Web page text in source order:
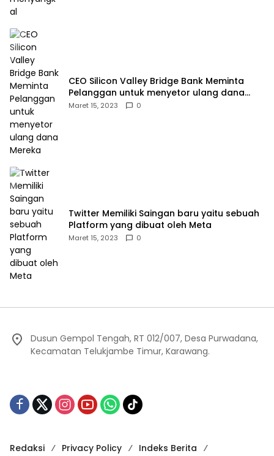
CEO Silicon Valley Bridge Bank Meminta
Pelanggan untuk menyetor ulang dana
Mereka
Maret 15, 2023 0
Twitter Memiliki Saingan baru yaitu sebuah
Platform yang dibuat oleh Meta
Maret 15, 2023 0
Dusun Gempol Tengah, RT 012/007, Desa Purwadana,
Kecamatan Telukjambe Timur, Karawang.
Redaksi Privacy Policy Indeks Berita